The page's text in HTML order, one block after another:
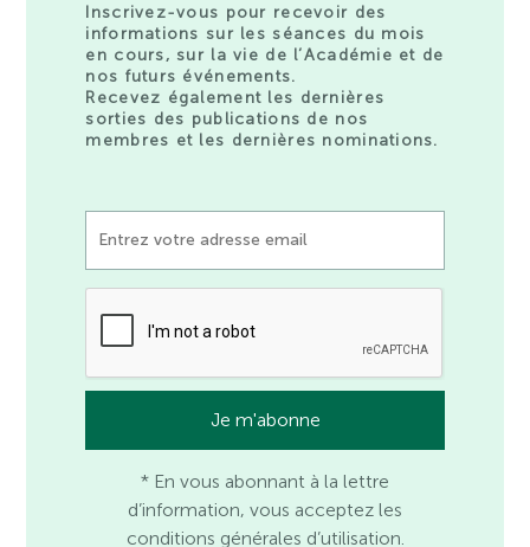
Inscrivez-vous pour recevoir des
informations sur les séances du mois
en cours, sur la vie de l’Académie et de
nos futurs événements.
Recevez également les dernières
sorties des publications de nos
membres et les dernières nominations.
* En vous abonnant à la lettre
d’information, vous acceptez les
conditions générales d’utilisation.